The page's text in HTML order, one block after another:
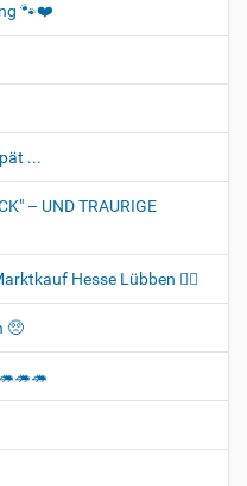
🐾❤️
...
– UND TRAURIGE
Hesse Lübben 👍🏻
🥺